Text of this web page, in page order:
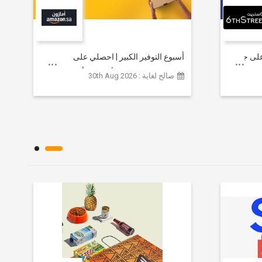
يصل إلى 80% على جميع
أسبوع التوفير الكبير | احصلي على
مستلزمات التجميل الأساسية بأسعار تبدأ
صالح لغاية : 30th Aug 2026